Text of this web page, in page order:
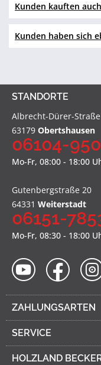
Kunden kauften auch
Kunden haben sich
STANDORTE
Albrecht-Dürer-
63179 Obertshausen
06104-
Mo-Fr, 08:00 - 18:00
Gutenbergstraße 20
64331 Weiterstadt
06151-
Mo-Fr, 08:30 - 18:00
ZAHLUNGSARTEN
SERVICE
HOLZLAND